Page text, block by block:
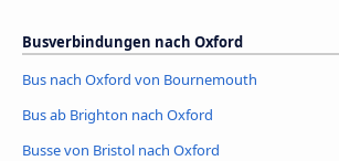
Busverbindungen nach Oxford
Bus nach Oxford von Bournemouth
Bus ab Brighton nach Oxford
Busse von Bristol nach Oxford